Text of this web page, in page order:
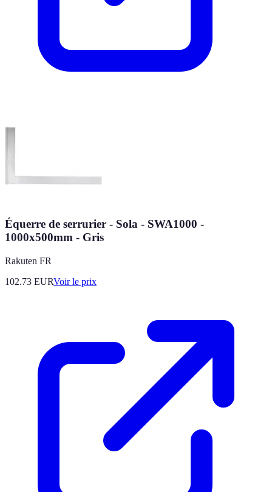
Équerre de serrurier - Sola - SWA1000 -
1000x500mm - Gris
Rakuten FR
102.73 EURVoir le prix